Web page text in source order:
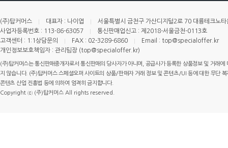
(주)탑커머스 대표자 : 나이엽
서울특별시 금천구 가산디지털2로 70 대륭테크노
사업자등록번호 : 113-86-63057
통신판매업신고 : 제2018-서울금천-0113호
고객센터 : 1:1상담문의
FAX : 02-3289-6860
Email : top@specialoffer.kr
개인정보보호책임자 : 관리팀장 (top@specialoffer.kr)
(주)탑커머스는 통신판매중개자로서 통신판매의 당사자가 아니며, 공급사가 등록한 상품정보 및 거래
지 않습니다. (주)탑커머스 스페셜오퍼 사이트의 상품/판매자 거래 정보 및 콘텐츠/UI 등에 대한 무단
콘텐츠 산업 진흥법 등에 의하여 엄격히 금지합니다.
Copyright ⓒ (주)탑커머스 All rights reserved.